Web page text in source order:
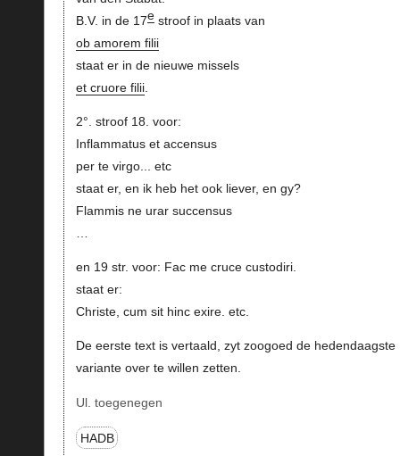
B.V. in de 17estroof in plaats van
ob amorem filii
staat er in de nieuwe missels
et cruore filii.
2°. stroof 18. voor:
Inflammatus et accensus
per te virgo... etc
staat er, en ik heb het ook liever, en gy?
Flammis ne urar succensus
en 19 str. voor: Fac me cruce custodiri.
staat er:
Christe, cum sit hinc exire. etc.
De eerste text is vertaald, zyt zoogoed de hedendaagste
variante over te willen zetten.
Ul. toegenegen
HADB